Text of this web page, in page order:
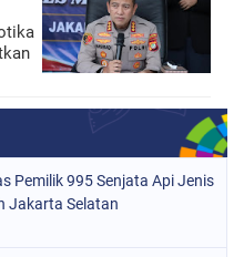
Pemilik 995 Senjata Api Jenis
Jakarta Selatan